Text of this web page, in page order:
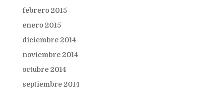
febrero 2015
enero 2015
diciembre 2014
noviembre 2014
octubre 2014
septiembre 2014